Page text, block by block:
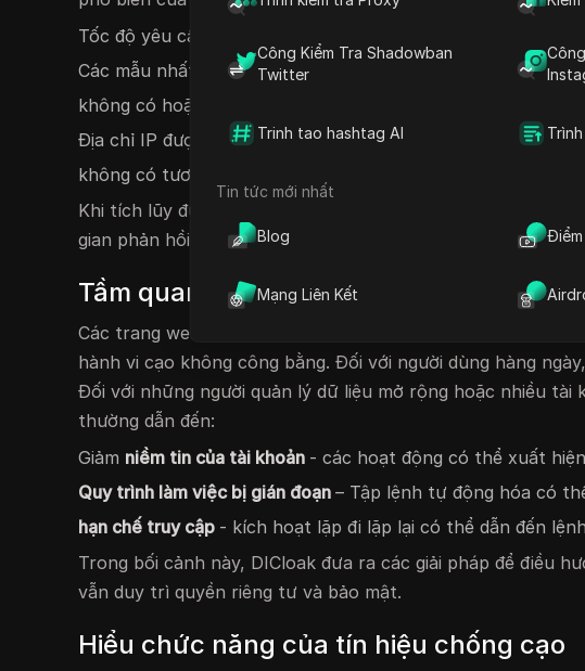
Công Kiểm Tra Shadowban
Twitter
Trinh tao hashtag AI
Tin tức mới nhất
Blog
Mạng Liên Kết
Tốc độ yêu cầu nhanh bất thường, chẳng hạn như mở
Các mẫu nhất quán trong hành vi tải trang
không có hoặc không nhất quán tiêu đề trình duyệt
Địa chỉ IP được liên kết với các công cụ hoặc proxy tự động
không có tương tác tự nhiên, chẳng hạn như cuộn, di
Khi tích lũy đủ số lượng dấu vết này, các trang web sẽ tạo
gian phản hồi bị trì hoãn hoặc thậm chí tạm ngưng tài
Tầm quan trọng của tín hiệu chống cạo
Các trang web thực hiện các biện pháp chống cạo để bảo
hành vi cạo không công bằng. Đối với người dùng hàng
Đối với những người quản lý dữ liệu mở rộng hoặc nhiều
thường dẫn đến:
Giảm niềm tin của tài khoản - các hoạt động có thể xuất
Quy trình làm việc bị gián đoạn – Tập lệnh tự động hóa có
hạn chế truy cập - kích hoạt lặp đi lặp lại có thể dẫn đến
Trong bối cảnh này, DICloak đưa ra các giải pháp để điều
vẫn duy trì quyền riêng tư và bảo mật.
Hiểu chức năng của tín hiệu chống cạo